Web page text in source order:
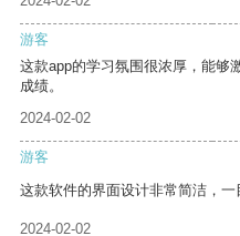
游客
这款app的学习氛围很浓厚，能够
成绩。
2024-02-02
游客
这款软件的界面设计非常简洁，一
2024-02-02